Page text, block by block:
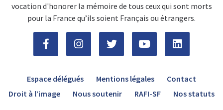
vocation d'honorer la mémoire de tous ceux qui sont morts
pour la France qu’ils soient Français ou étrangers.
Espace délégués Mentions légales
Contact
Droit à l’image
Nous soutenir RAFI-SF Nos statuts